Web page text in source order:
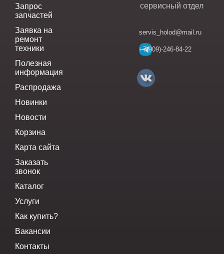
Запрос
запчастей
Заявка на
ремонт
техники
Полезная
информация
Распродажа
Новинки
Новости
Корзина
Карта сайта
Заказать
звонок
Каталог
Услуги
Как купить?
Вакансии
Контакты
сервисный отдел
servis_holod@mail.ru
+7(909)-246-84-22